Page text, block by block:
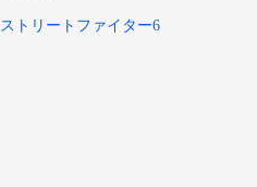
ストリートファイター6